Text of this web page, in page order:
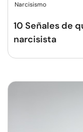
Narcisismo
10 Señales de
narcisista